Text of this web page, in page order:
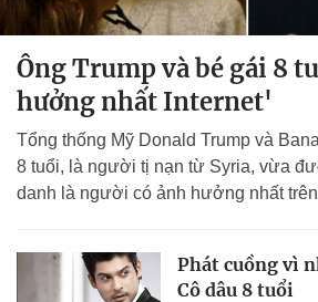
Ông Trump và bé gái 8
hưởng nhất Internet'
Tổng thống Mỹ Donald Trump và
8 tuổi, là người tị nạn từ Syria, vừa
danh là người có ảnh hưởng nhất
Phát cuồng vì
Cô dâu 8 tuổi